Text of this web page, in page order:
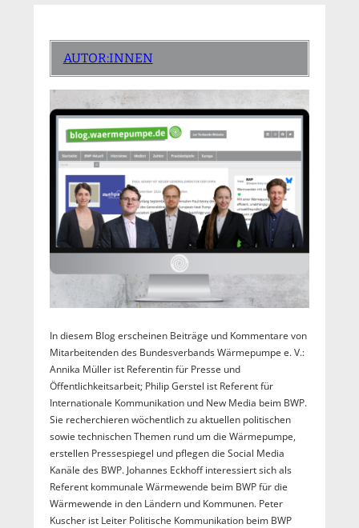
AUTOR:INNEN
In diesem Blog erscheinen Beiträge und Kommentare von
Mitarbeitenden des Bundesverbands Wärmepumpe e. V.:
Annika Müller ist Referentin für Presse und
Öffentlichkeitsarbeit; Philip Gerstel ist Referent für
Internationale Kommunikation und New Media beim BWP.
Sie recherchieren wöchentlich zu aktuellen politischen
sowie technischen Themen rund um die Wärmepumpe,
erstellen Pressespiegel und pflegen die Social Media
Kanäle des BWP. Johannes Eckhoff interessiert sich als
Referent kommunale Wärmewende beim BWP für die
Wärmewende in den Ländern und Kommunen. Peter
Kuscher ist Leiter Politische Kommunikation beim BWP